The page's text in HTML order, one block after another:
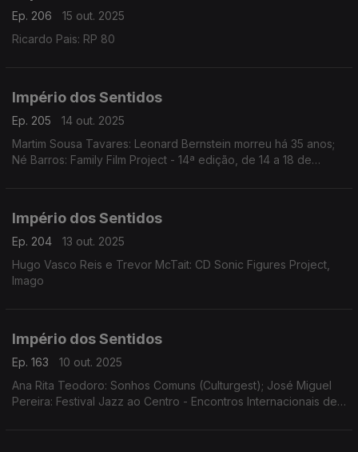
Ep. 206
15 out. 2025
Ricardo Pais: RP 80
Império dos Sentidos
Ep. 205
14 out. 2025
Martim Sousa Tavares: Leonard Bernstein morreu há 35 anos;
Né Barros: Family Film Project - 14ª edição, de 14 a 18 de
Império dos Sentidos
Ep. 204
13 out. 2025
Hugo Vasco Reis e Trevor McTait: CD Sonic Figures Project,
Imago
Império dos Sentidos
Ep. 163
10 out. 2025
Ana Rita Teodoro: Sonhos Comuns (Culturgest); José Miguel
Pereira: Festival Jazz ao Centro - Encontros Internacionais de